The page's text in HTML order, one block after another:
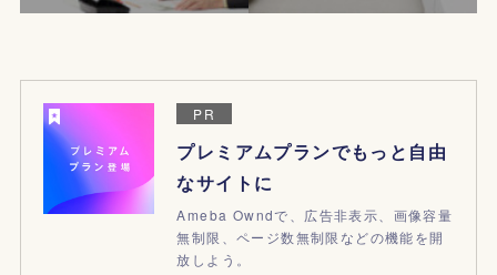
PR
プレミアムプランでもっと自由
なサイトに
Ameba Owndで、広告非表示、画像容量
無制限、ページ数無制限などの機能を開
放しよう。